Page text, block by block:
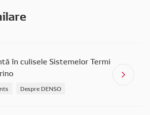
în culisele Sistemelor Termi
Despre DENSO